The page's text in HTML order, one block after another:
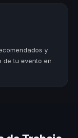
y
de tu evento en